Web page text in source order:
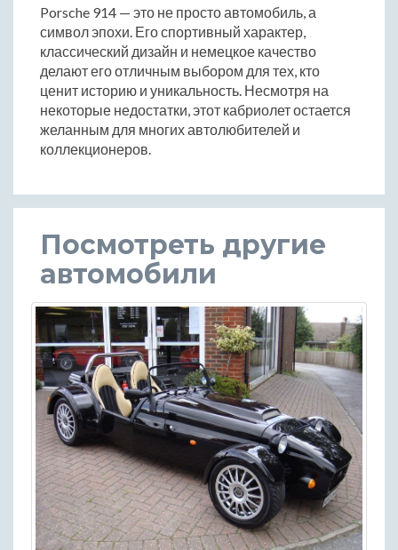
Porsche 914 — это не просто автомобиль, а
символ эпохи. Его спортивный характер,
классический дизайн и немецкое качество
делают его отличным выбором для тех, кто
ценит историю и уникальность. Несмотря на
некоторые недостатки, этот кабриолет остается
желанным для многих автолюбителей и
коллекционеров.
Посмотреть другие
автомобили